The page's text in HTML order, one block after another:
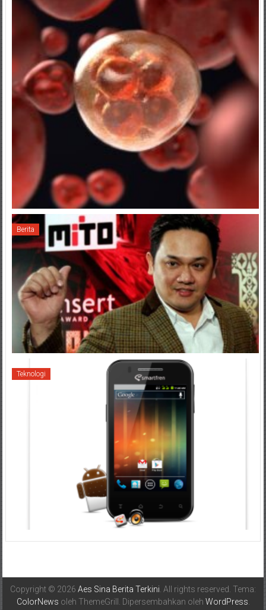
Berita
Teknologi
Copyright © 2026 Aes Sina Berita Terkini . All rights reserved. Tema:
ColorNews oleh ThemeGrill. Dipersembahkan oleh WordPress